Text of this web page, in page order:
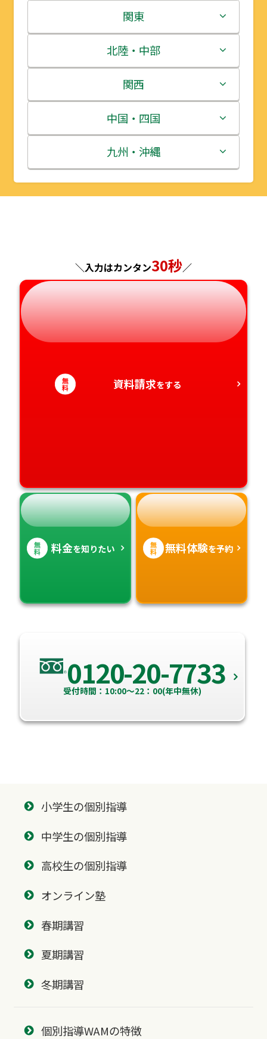
北海道
青森県
岩手県
宮城県
秋田県
山形県
関東
茨城県
栃木県
群馬県
埼玉県
千葉県
北陸・中部
新潟県
富山県
石川県
福井県
岐阜県
静岡県
関西
三重県
滋賀県
京都府
奈良県
和歌山県
中国・四国
鳥取県
島根県
山口県
徳島県
愛媛県
九州・沖縄
福岡県
熊本県
大分県
鹿児島県
＼入力はカンタン30秒／
無
料 資料請求をする
無
料 料金を知りたい 無
料 無料体験を予約
0120-20-7733
受付時間：10:00～22：00(年中無休)
小学生の個別指導
中学生の個別指導
高校生の個別指導
オンライン塾
春期講習
夏期講習
冬期講習
個別指導WAMの特徴